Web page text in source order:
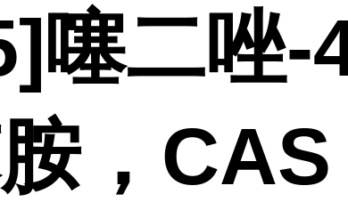
噻二唑-
，CAS